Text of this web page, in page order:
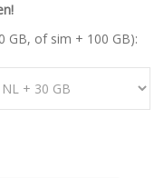
GB, of sim + 100 GB):